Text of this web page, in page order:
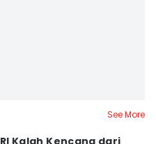
See More
RI Kalah Kencang dari